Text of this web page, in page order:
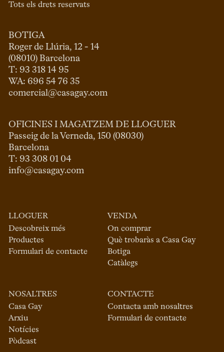
Tots els drets reservats
BOTIGA
Roger de Llúria, 12 - 14
(08010) Barcelona
T: 93 318 14 95
comercial@casagay.com
OFICINES I MAGATZEM DE LLOGUER
Passeig de la Verneda, 150 (08030)
Barcelona
info@casagay.com
LLOGUER
Descobreix més
Productes
Formulari de contacte
VENDA
On comprar
Què trobaràs a Casa Gay
Botiga
Catàlegs
NOSALTRES
Casa Gay
Arxiu
Notícies
Pòdcast
CONTACTE
Contacta amb nosaltres
Formulari de contacte